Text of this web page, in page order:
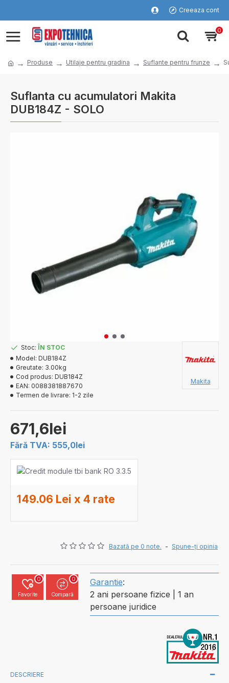
Creeaza cont
0
Produse Utilaje pentru gradina Suflante pentru frunze
Suflanta cu acumulatori Makita
DUB184Z - SOLO
Bazată pe 0 note. - Spune-ţi opinia
671,6lei
Fără TVA: 555,0lei
Stoc: ÎN STOC
Model: DUB184Z
Greutate: 3.00kg
Cod produs: DUB184Z
EAN: 0088381887670
Termen de livrare: 1-2 zile
Makita
149.06 Lei x 4 rate
Favorite
0
Compară
0 Garantie:
2 ani persoane fizice | 1 an
persoane juridice
DESCRIERE